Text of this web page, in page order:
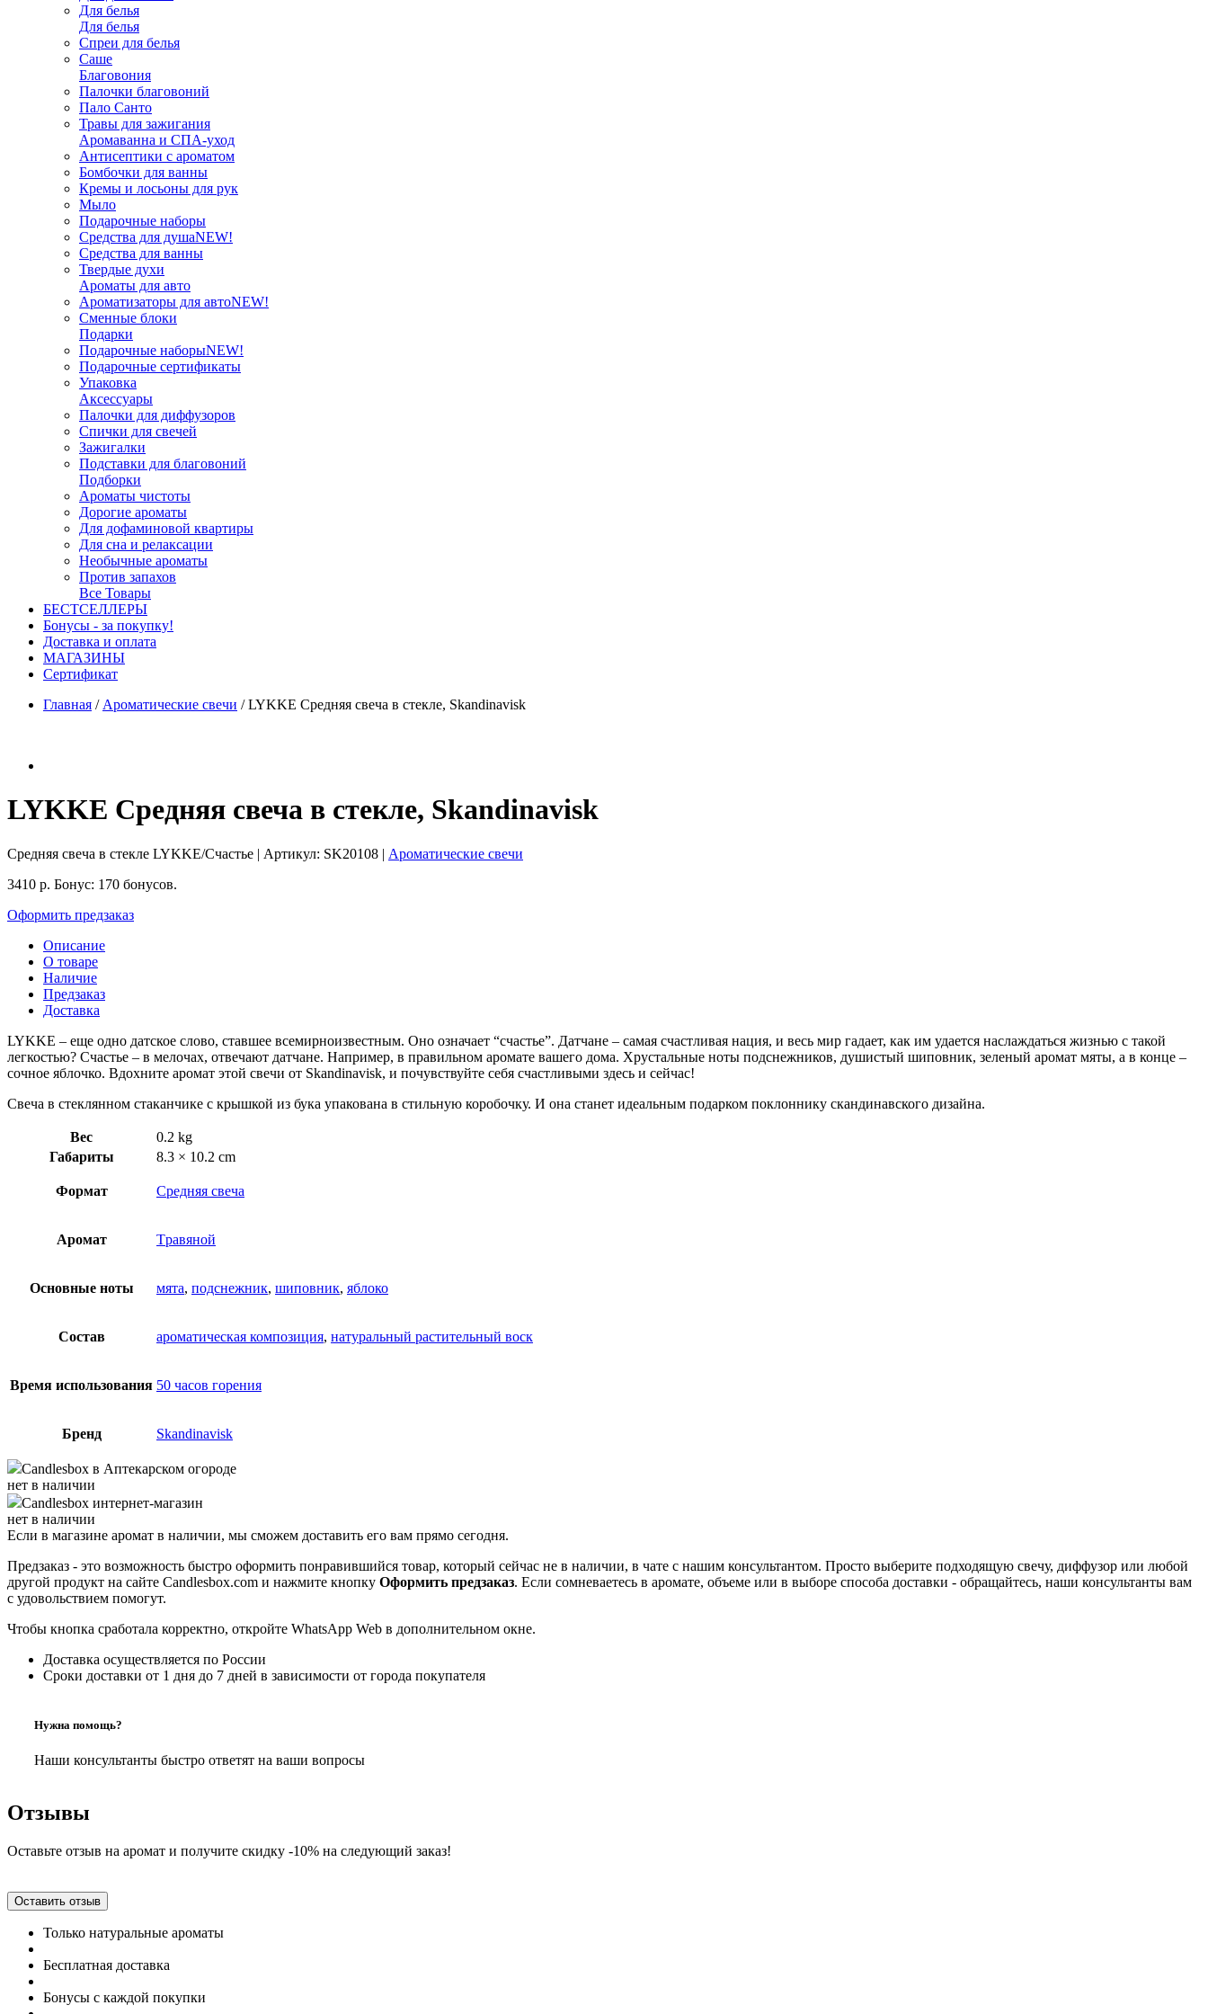
Для белья
Для белья
Спреи для белья
Саше
Благовония
Палочки благовоний
Пало Санто
Травы для зажигания
Аромаванна и СПА-уход
Антисептики с ароматом
Бомбочки для ванны
Кремы и лосьоны для рук
Мыло
Подарочные наборы
Средства для душаNEW!
Средства для ванны
Твердые духи
Ароматы для авто
Ароматизаторы для автоNEW!
Сменные блоки
Подарки
Подарочные наборыNEW!
Подарочные сертификаты
Упаковка
Аксессуары
Палочки для диффузоров
Спички для свечей
Зажигалки
Подставки для благовоний
Подборки
Ароматы чистоты
Дорогие ароматы
Для дофаминовой квартиры
Для сна и релаксации
Необычные ароматы
Против запахов
Все Товары
БЕСТСЕЛЛЕРЫ
Бонусы - за покупку!
Доставка и оплата
МАГАЗИНЫ
Cертификат
Главная / Ароматические свечи /LYKKE Средняя свеча в стекле, Skandinavisk
LYKKE Средняя свеча в стекле, Skandinavisk
Средняя свеча в стекле LYKKE/Счастье | Артикул: SK20108 | Ароматические свечи
3410 р. Бонус: 170 бонусов.
Оформить предзаказ
Описание
О товаре
Наличие
Предзаказ
Доставка
LYKKE – еще одно датское слово, ставшее всемирноизвестным. Оно означает “счастье”. Датчане – самая счастливая нация, и весь мир гадает, как им удается наслаждаться жизнью с такой
легкостью? Счастье – в мелочах, отвечают датчане. Например, в правильном аромате вашего дома. Хрустальные ноты подснежников, душистый шиповник, зеленый аромат мяты, а в конце –
сочное яблочко. Вдохните аромат этой свечи от Skandinavisk, и почувствуйте себя счастливыми здесь и сейчас!
Свеча в стеклянном стаканчике с крышкой из бука упакована в стильную коробочку. И она станет идеальным подарком поклоннику скандинавского дизайна.
Вес
0.2 kg
Габариты
8.3 × 10.2 cm
Формат Средняя свеча
Аромат Tравяной
Основные ноты мята, подснежник, шиповник, яблоко
Состав ароматическая композиция, натуральный растительный воск
Время использования 50 часов горения
Бренд Skandinavisk
Candlesbox в Аптекарском огороде
нет в наличии
Candlesbox интернет-магазин
нет в наличии
Если в магазине аромат в наличии, мы сможем доставить его вам прямо сегодня.
Предзаказ - это возможность быстро оформить понравившийся товар, который сейчас не в наличии, в чате с нашим консультантом. Просто выберите подходящую свечу, диффузор или любой
другой продукт на сайте Candlesbox.com и нажмите кнопку Оформить предзаказ. Если сомневаетесь в аромате, объеме или в выборе способа доставки - обращайтесь, наши консультанты вам
с удовольствием помогут.
Чтобы кнопка сработала корректно, откройте WhatsApp Web в дополнительном окне.
Доставка осуществляется по России
Сроки доставки от 1 дня до 7 дней в зависимости от города покупателя
Нужна помощь?
Наши консультанты быстро ответят на ваши вопросы
Отзывы
Оставьте отзыв на аромат и получите скидку -10% на следующий заказ!
Оставить отзыв
Только натуральные ароматы
Бесплатная доставка
Бонусы с каждой покупки